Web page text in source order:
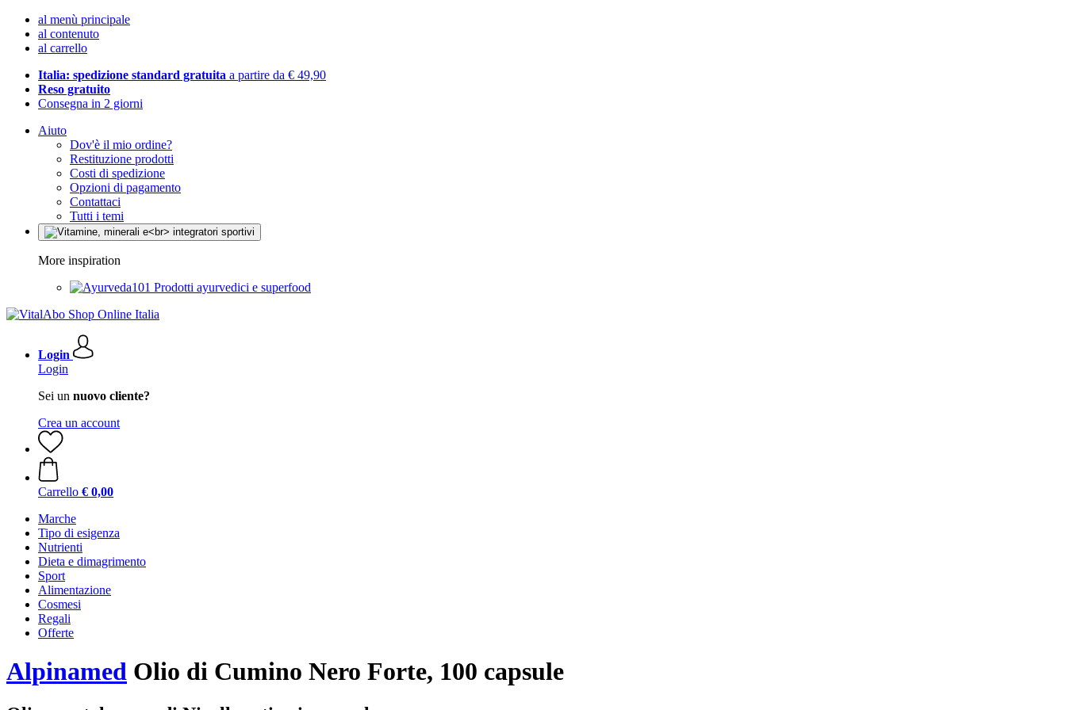
al menù principale
al contenuto
al carrello
Italia: spedizione standard gratuita a partire da € 49,90
Reso gratuito
Consegna in 2 giorni
Aiuto
Dov'è il mio ordine?
Restituzione prodotti
Costi di spedizione
Opzioni di pagamento
Contattaci
Tutti i temi
More inspiration
Prodotti ayurvedici e superfood
Login
Login
Sei un nuovo cliente?
Crea un account
Carrello € 0,00
Marche
Tipo di esigenza
Nutrienti
Dieta e dimagrimento
Sport
Alimentazione
Cosmesi
Regali
Offerte
Alpinamed Olio di Cumino Nero Forte, 100 capsule